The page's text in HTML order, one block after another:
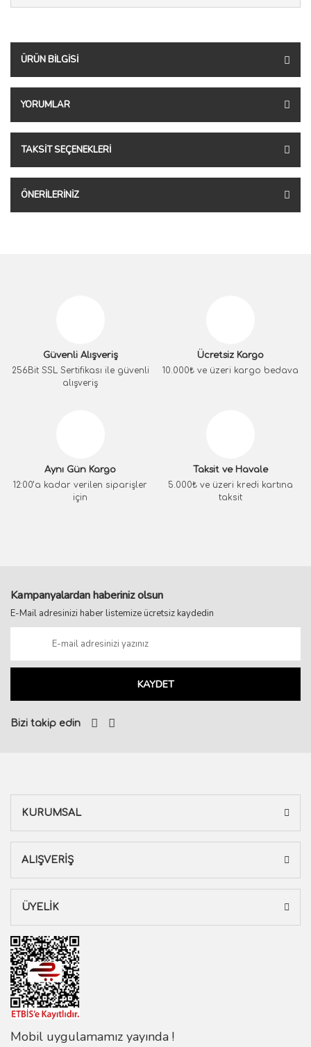
ÜRÜN BILGISI
YORUMLAR
TAKSIT SEÇENEKLERI
ÖNERILERINIZ
Güvenli Alışveriş
256Bit SSL Sertifikası ile güvenli
alışveriş
Ücretsiz Kargo
10.000₺ ve üzeri kargo bedava
Aynı Gün Kargo
12:00’a kadar verilen siparişler
için
Taksit ve Havale
5.000₺ ve üzeri kredi kartına
taksit
Kampanyalardan haberiniz olsun
E-Mail adresinizi haber listemize ücretsiz kaydedin
KAYDET
Bizi takip edin
KURUMSAL
ALIŞVERİŞ
ÜYELİK
Mobil uygulamamız yayında !